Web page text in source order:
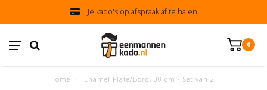
Je kado's op afspraak af te halen
0
Home Enamel Plate/Bord, 30 cm - Set van 2